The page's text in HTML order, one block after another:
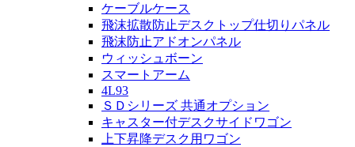
ケーブルケース
飛沫拡散防止デスクトップ仕切りパネル
飛沫防止アドオンパネル
ウィッシュボーン
スマートアーム
4L93
ＳＤシリーズ 共通オプション
キャスター付デスクサイドワゴン
上下昇降デスク用ワゴン